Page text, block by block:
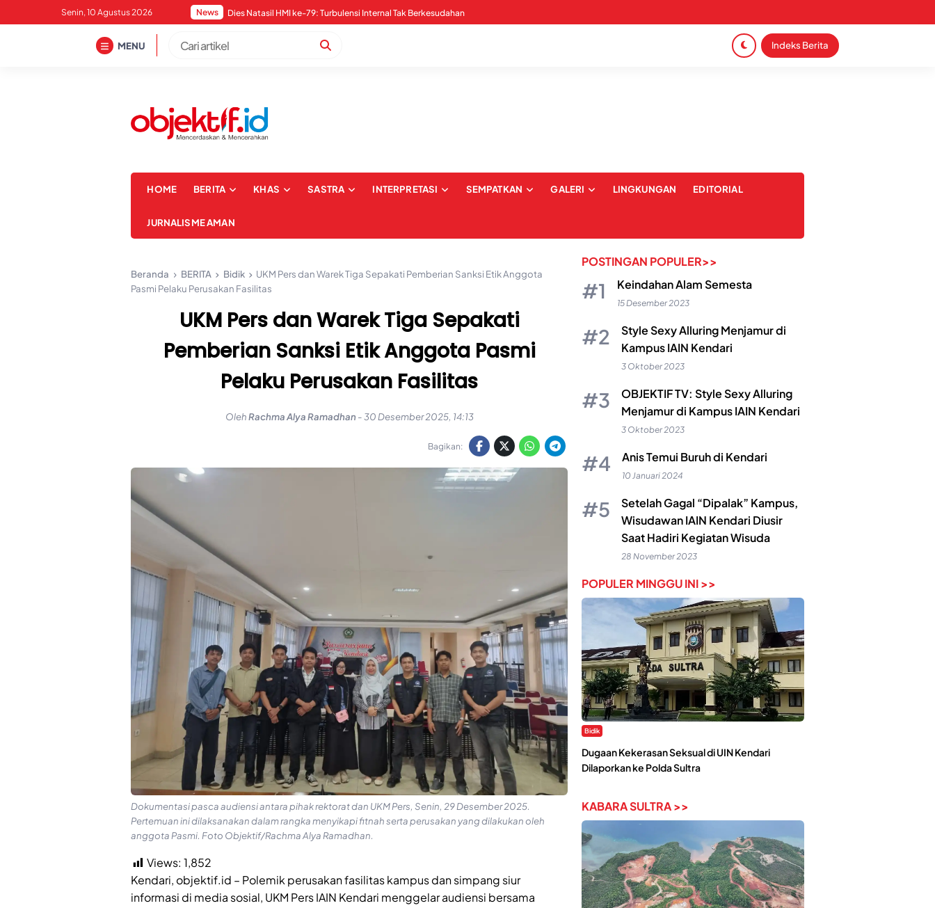
to
Senin, 10 Agustus 2026 News
MENU Indeks Berita
HOME BERITA KHAS SASTRA INTERPRETASI SEMPATKAN GALERI LINGKUNGAN EDITORIAL
JURNALISME AMAN
Beranda BERITA Bidik
UKM Pers dan Warek Tiga Sepakati Pemberian Sanksi Etik Anggota
Pasmi Pelaku Perusakan Fasilitas
UKM Pers dan Warek Tiga Sepakati
Pemberian Sanksi Etik Anggota Pasmi
Pelaku Perusakan Fasilitas
OlehRachma Alya Ramadhan -30 Desember 2025, 14:13
Bagikan:
Dokumentasi pasca audiensi antara pihak rektorat dan UKM Pers, Senin, 29 Desember 2025.
Pertemuan ini dilaksanakan dalam rangka menyikapi fitnah serta perusakan yang dilakukan oleh
anggota Pasmi. Foto Objektif/Rachma Alya Ramadhan.
Views: 1,852
Kendari, objektif.id – Polemik perusakan fasilitas kampus dan simpang siur
informasi di media sosial, UKM Pers IAIN Kendari menggelar audiensi bersama
POSTINGAN POPULER>>
Keindahan Alam Semesta
15 Desember 2023
Style Sexy Alluring Menjamur di
Kampus IAIN Kendari
3 Oktober 2023
OBJEKTIF TV: Style Sexy Alluring
Menjamur di Kampus IAIN Kendari
3 Oktober 2023
Anis Temui Buruh di Kendari
10 Januari 2024
Setelah Gagal “Dipalak” Kampus,
Wisudawan IAIN Kendari Diusir
Saat Hadiri Kegiatan Wisuda
28 November 2023
POPULER MINGGU INI >>
Bidik
Dugaan Kekerasan Seksual di UIN Kendari
Dilaporkan ke Polda Sultra
KABARA SULTRA >>